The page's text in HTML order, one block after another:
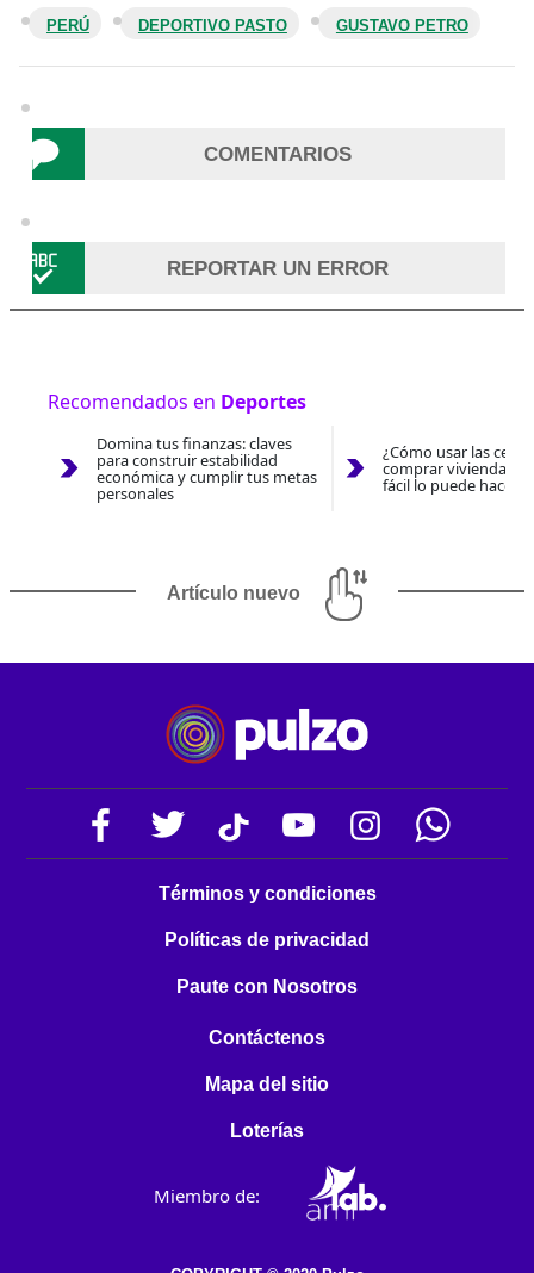
PERÚ DEPORTIVO PASTO GUSTAVO PETRO
COMENTARIOS
REPORTAR UN ERROR
Recomendados en Deportes
Domina tus finanzas: claves
para construir estabilidad
económica y cumplir tus metas
personales
¿Cómo usar las
comprar vivienda
fácil lo puede hacer
Artículo nuevo
Términos y condiciones
Políticas de privacidad
Paute con Nosotros
Contáctenos
Mapa del sitio
Loterías
Miembro de: